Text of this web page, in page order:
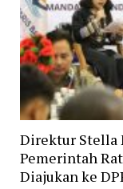
Direktur Stella
Pemerintah
Diajukan ke